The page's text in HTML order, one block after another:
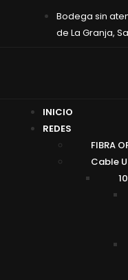
Bodega sin
de La Granja,
INICIO
REDES
FIBRA
Cable